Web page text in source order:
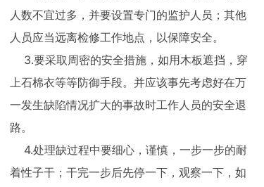
人数不宜过多，并要设置专门的监护人员；其他
人员应当远离检修工作地点，以保障安全。
3.要采取周密的安全措施，如用木板遮挡，穿
上石棉衣等等防御手段。并应该事先考虑好在万
一发生缺陷情况扩大的事故时工作人员的安全退
路。
4.处理缺过程中要细心，谨慎，一步一步的耐
着性子干；干完一步后先停一下，观察一下，如